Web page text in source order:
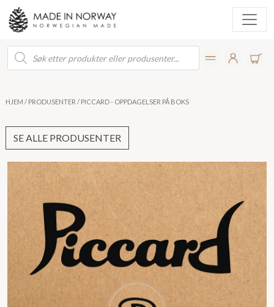
Products
search
HJEM / PRODUSENTER / PICCARD - OPPDAGELSER PÅ BOKS
SE ALLE PRODUSENTER